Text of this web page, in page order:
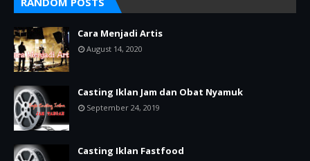
Cara Menjadi Artis
August 14, 2020
Casting Iklan Jam dan Obat Nyamuk
September 24, 2019
Casting Iklan Fastfood